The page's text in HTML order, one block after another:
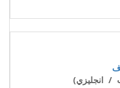
/ انجليزي)